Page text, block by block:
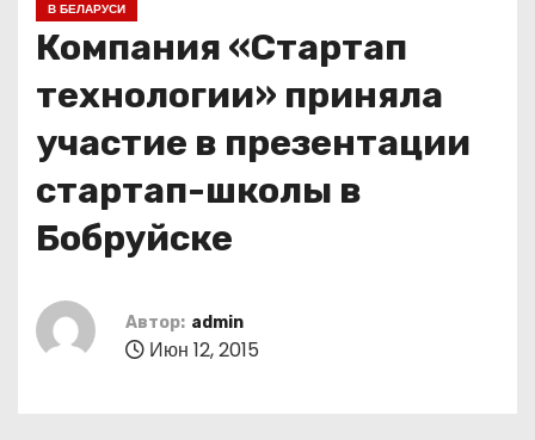
В БЕЛАРУСИ
Компания «Стартап
технологии» приняла
участие в презентации
стартап-школы в
Бобруйске
Автор: admin
Июн 12, 2015